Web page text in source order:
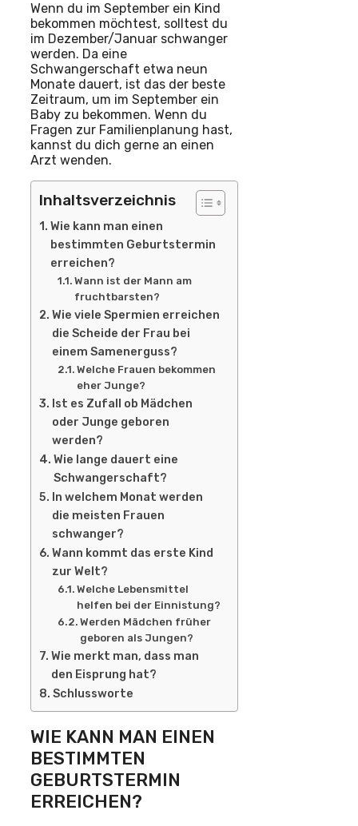
Wenn du im September ein Kind
bekommen möchtest, solltest du
im Dezember/Januar schwanger
werden. Da eine
Schwangerschaft etwa neun
Monate dauert, ist das der beste
Zeitraum, um im September ein
Baby zu bekommen. Wenn du
Fragen zur Familienplanung hast,
kannst du dich gerne an einen
Arzt wenden.
Inhaltsverzeichnis
Wie kann man einen
bestimmten Geburtstermin
erreichen?
Wann ist der Mann am
fruchtbarsten?
Wie viele Spermien erreichen
die Scheide der Frau bei
einem Samenerguss?
Welche Frauen bekommen
eher Junge?
Ist es Zufall ob Mädchen
oder Junge geboren
werden?
Wie lange dauert eine
Schwangerschaft?
In welchem Monat werden
die meisten Frauen
schwanger?
Wann kommt das erste Kind
zur Welt?
Welche Lebensmittel
helfen bei der Einnistung?
Werden Mädchen früher
geboren als Jungen?
Wie merkt man, dass man
den Eisprung hat?
Schlussworte
WIE KANN MAN EINEN
BESTIMMTEN
GEBURTSTERMIN
ERREICHEN?